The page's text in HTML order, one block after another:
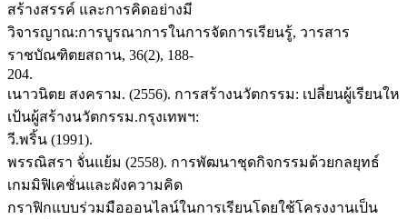
สร้างสรรค์ และการคิดอย่างมี
วิจารญาณ:การบูรณาการในการจัดการเรียนรู้, วารสาร
ราชบัณฑิตยสถาน, 36(2), 188-
204.
เนาวนิตย สงคราม. (2556). การสร้างนวัตกรรม: เปลี่ยนผู้เรียนให
เป้นผู้สร้างนวัตกรรม.กรุงเทพฯ:
วี.พริ้น (1991).
พรรณิสรา จั่นแย้ม (2558). การพัฒนาชุดกิจกรรมด้วยกลยุทธ์
เกมมิฟิเคชั่นและผังความคิด
กราฟิกแบบร่วมมือออนไลน์ในการเรียนโดยใช้โครงงานเป็น